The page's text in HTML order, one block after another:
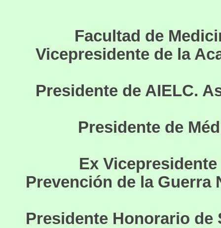
Facultad de
Vicepresidente de la
Presidente de AIELC.
Presidente de
Ex
Prevención de la Guerra
Presidente Honorario de